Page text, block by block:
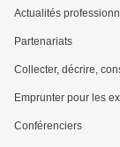
Actualités
Partenariats
Collecter, décrire,
Emprunter pour les
Conférenciers